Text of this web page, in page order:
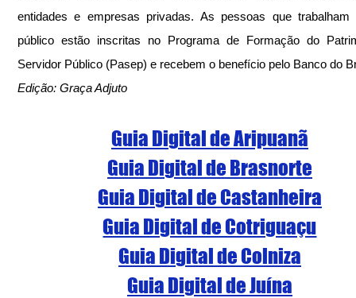
entidades e empresas privadas. As pessoas que trabalham
público estão inscritas no Programa de Formação do
Servidor Público (Pasep) e recebem o benefício pelo Banco do
Edição: Graça Adjuto
Guia Digital de Aripuanã
Guia Digital de Brasnorte
Guia Digital de Castanheira
Guia Digital de Cotriguaçu
Guia Digital de Colniza
Guia Digital de Juína